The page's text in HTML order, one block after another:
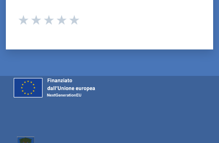
Valuta da 1 a 5 stelle la pagina